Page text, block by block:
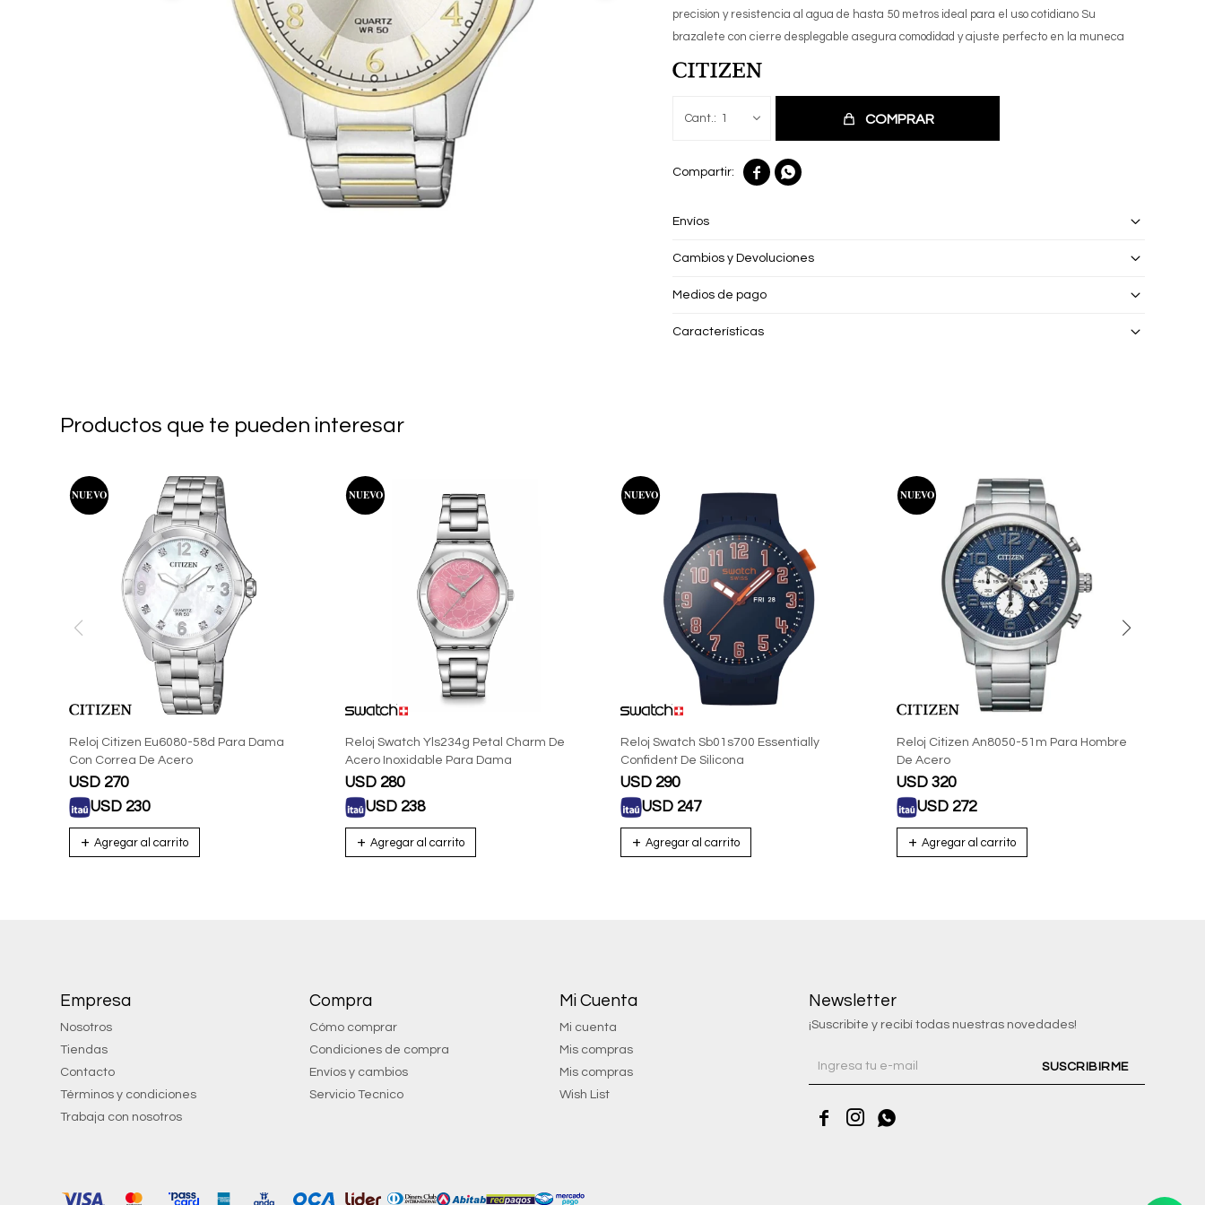
precision y resistencia al agua de hasta 50 metros ideal para el uso cotidiano Su
brazalete con cierre desplegable asegura comodidad y ajuste perfecto en la muneca
1 COMPRAR
 
Envíos
Cambios y Devoluciones
Medios de pago
Características
Productos que te pueden interesar
Reloj Citizen Eu6080-58d Para Dama
Con Correa De Acero
USD 270
USD 230
Reloj Swatch Yls234g Petal Charm De
Acero Inoxidable Para Dama
USD 280
USD 238
Reloj Swatch Sb01s700 Essentially
Confident De Silicona
USD 290
USD 247
Reloj Citizen An8050-51m Para Hombre
De Acero
USD 320
USD 272
Empresa
Nosotros
Tiendas
Contacto
Términos y condiciones
Trabaja con nosotros
Compra
Cómo comprar
Condiciones de compra
Envíos y cambios
Servicio Tecnico
Mi Cuenta
Mi cuenta
Mis compras
Mis compras
Wish List
Newsletter
¡Suscribite y recibí todas nuestras novedades!
SUSCRIBIRME
  